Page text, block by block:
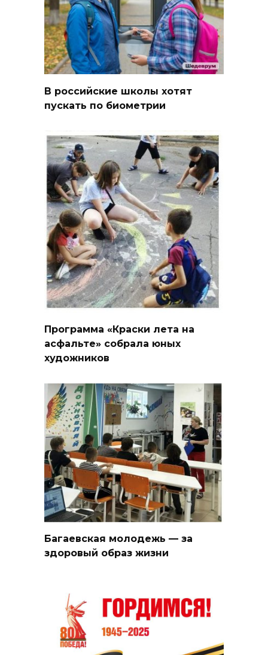
В российские школы хотят
пускать по биометрии
Программа «Краски лета на
асфальте» собрала юных
художников
Багаевская молодежь — за
здоровый образ жизни